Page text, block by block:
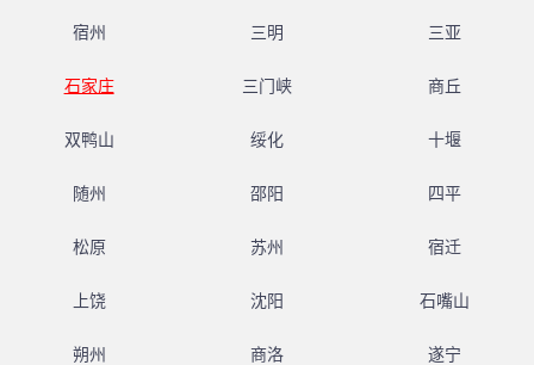
宿州 三明 三亚
石家庄 三门峡 商丘
双鸭山 绥化 十堰
随州 邵阳 四平
松原 苏州 宿迁
上饶 沈阳 石嘴山
朔州 商洛 遂宁